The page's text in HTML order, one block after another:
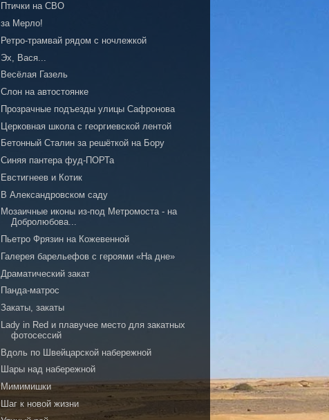
Птички на СВО
за Мерло!
Ретро-трамвай рядом с ночлежкой
Эх, Вася...
Весёлая Газель
Слон на автостоянке
Прозрачные подъезды улицы Сафронова
Церковная школа с георгиевской лентой
Бетонный Сталин за решёткой на Бору
Синяя пантера фуд-ПОРТа
Евстигнеев и Котик
В Александровском саду
Мозаичные иконы из-под Метромоста - на
Добролюбова...
Пьетро Фрязин на Кожевенной
Галерея барельефов с героями «На дне»
Драматический закат
Панда-матрос
Закаты, закаты
Lady in Red и плавучее место для закатных
фотосессий
Вдоль по Швейцарской набережной
Шары над набережной
Мимимишки
Шаг к новой жизни